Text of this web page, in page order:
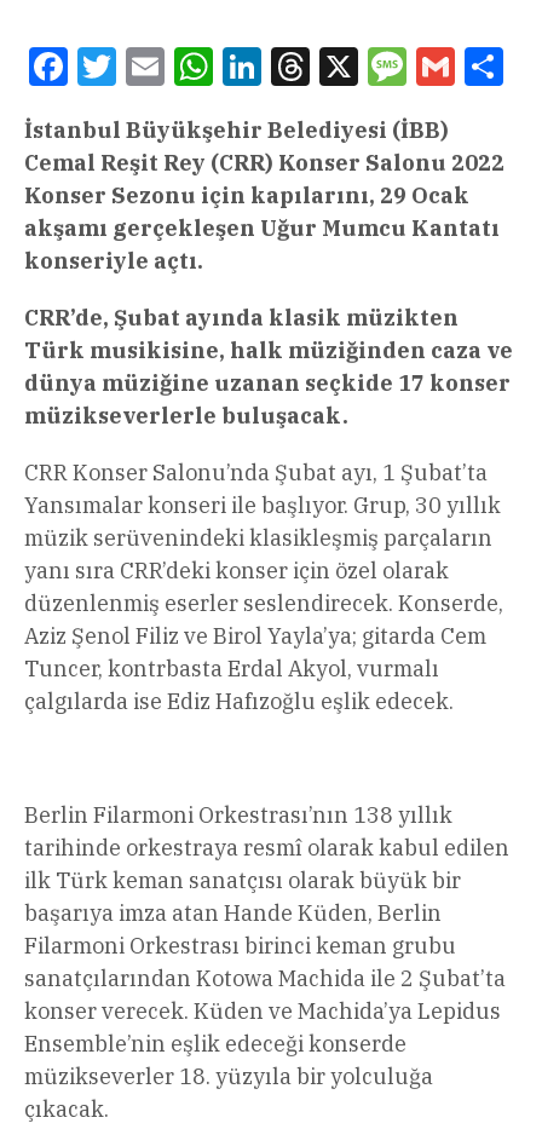
FacebookTwitterEmail WhatsAppLinkedInThreads
X Message
Gmail
İstanbul Büyükşehir Belediyesi (İBB)
Cemal Reşit Rey (CRR) Konser Salonu 2022
Konser Sezonu için kapılarını, 29 Ocak
akşamı gerçekleşen Uğur Mumcu Kantatı
konseriyle açtı.
CRR’de, Şubat ayında klasik müzikten
Türk musikisine, halk müziğinden caza ve
dünya müziğine uzanan seçkide 17 konser
müzikseverlerle buluşacak.
CRR Konser Salonu’nda Şubat ayı, 1 Şubat’ta
Yansımalar konseri ile başlıyor. Grup, 30 yıllık
müzik serüvenindeki klasikleşmiş parçaların
yanı sıra CRR’deki konser için özel olarak
düzenlenmiş eserler seslendirecek. Konserde,
Aziz Şenol Filiz ve Birol Yayla’ya; gitarda Cem
Tuncer, kontrbasta Erdal Akyol, vurmalı
çalgılarda ise Ediz Hafızoğlu eşlik edecek.
Berlin Filarmoni Orkestrası’nın 138 yıllık
tarihinde orkestraya resmî olarak kabul edilen
ilk Türk keman sanatçısı olarak büyük bir
başarıya imza atan Hande Küden, Berlin
Filarmoni Orkestrası birinci keman grubu
sanatçılarından Kotowa Machida ile 2 Şubat’ta
konser verecek. Küden ve Machida’ya Lepidus
Ensemble’nin eşlik edeceği konserde
müzikseverler 18. yüzyıla bir yolculuğa
çıkacak.